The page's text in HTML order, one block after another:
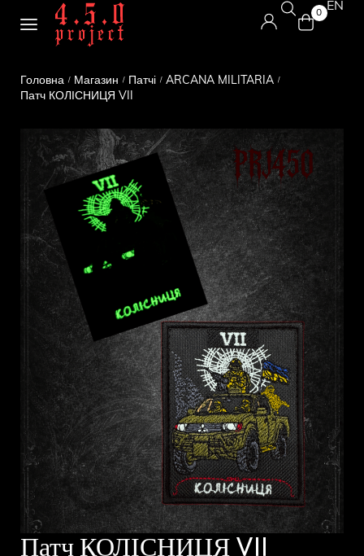
0 EN
Головна / Магазин / Патчі / ARCANA MILITARIA /
Патч КОЛІСНИЦЯ VII
Патч КОЛІСНИЦЯ VII